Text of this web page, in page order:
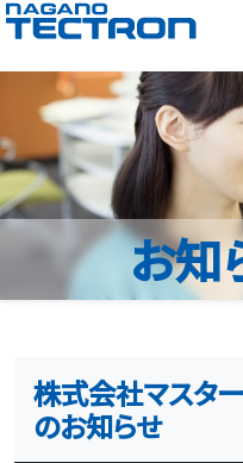
お知
株式会社マスタ
のお知らせ